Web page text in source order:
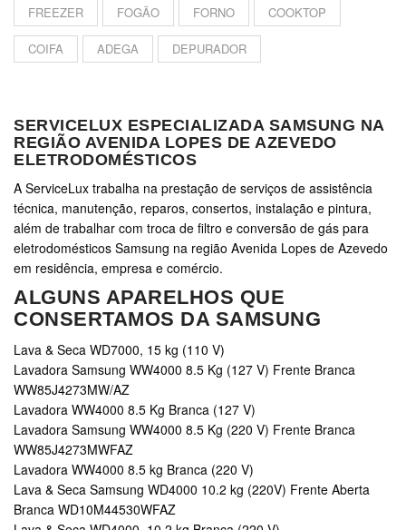
FREEZER FOGÃO FORNO COOKTOP
COIFA ADEGA DEPURADOR
SERVICELUX ESPECIALIZADA SAMSUNG NA
REGIÃO AVENIDA LOPES DE AZEVEDO
ELETRODOMÉSTICOS
A ServiceLux trabalha na prestação de serviços de assistência
técnica, manutenção, reparos, consertos, instalação e pintura,
além de trabalhar com troca de filtro e conversão de gás para
eletrodomésticos Samsung na região Avenida Lopes de Azevedo
em residência, empresa e comércio.
ALGUNS APARELHOS QUE
CONSERTAMOS DA SAMSUNG
Lava & Seca WD7000, 15 kg (110 V)
Lavadora Samsung WW4000 8.5 Kg (127 V) Frente Branca
WW85J4273MW/AZ
Lavadora WW4000 8.5 Kg Branca (127 V)
Lavadora Samsung WW4000 8.5 Kg (220 V) Frente Branca
WW85J4273MWFAZ
Lavadora WW4000 8.5 kg Branca (220 V)
Lava & Seca Samsung WD4000 10.2 kg (220V) Frente Aberta
Branca WD10M44530WFAZ